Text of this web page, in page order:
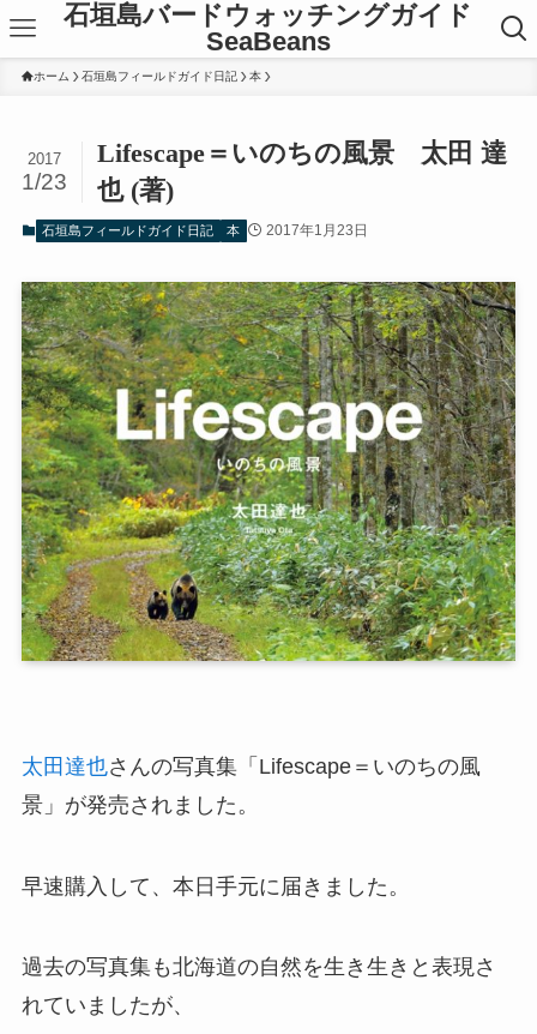
石垣島バードウォッチングガイド
SeaBeans
ホーム 石垣島フィールドガイド日記 本
Lifescape＝いのちの風景 太田 達
也 (著)
2017
1/23
石垣島フィールドガイド日記 本 2017年1月23日
太田達也さんの写真集「Lifescape＝いのちの風
景」が発売されました。
早速購入して、本日手元に届きました。
過去の写真集も北海道の自然を生き生きと表現さ
れていましたが、